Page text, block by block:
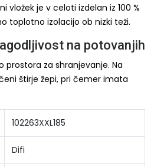
vložek je v celoti izdelan iz 100 %
toplotno izolacijo ob nizki teži.
na potovanjih
prostora za shranjevanje. Na
štirje žepi, pri čemer imata
102263XXL185
Difi